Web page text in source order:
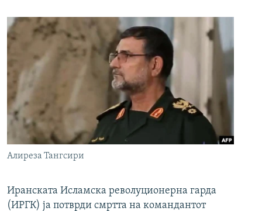
Алиреза Тангсири
Иранската Исламска револуционерна гарда
(ИРГК) ја потврди смртта на командантот